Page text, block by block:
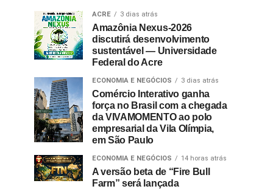
ACRE 3 dias atrás
Amazônia Nexus-2026
discutirá desenvolvimento
sustentável — Universidade
Federal do Acre
ECONOMIA E NEGÓCIOS 3 dias atrás
Comércio Interativo ganha
força no Brasil com a chegada
da VIVAMOMENTO ao polo
empresarial da Vila Olímpia,
em São Paulo
ECONOMIA E NEGÓCIOS 14 horas atrás
A versão beta de “Fire Bull
Farm” será lançada